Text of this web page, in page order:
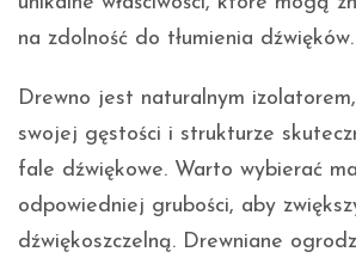
na zdolność do tłumienia dźwięków.
Drewno jest naturalnym
swojej gęstości i strukturze
fale dźwiękowe. Warto wybierać
odpowiedniej grubości, aby
dźwiękoszczelną. Drewniane